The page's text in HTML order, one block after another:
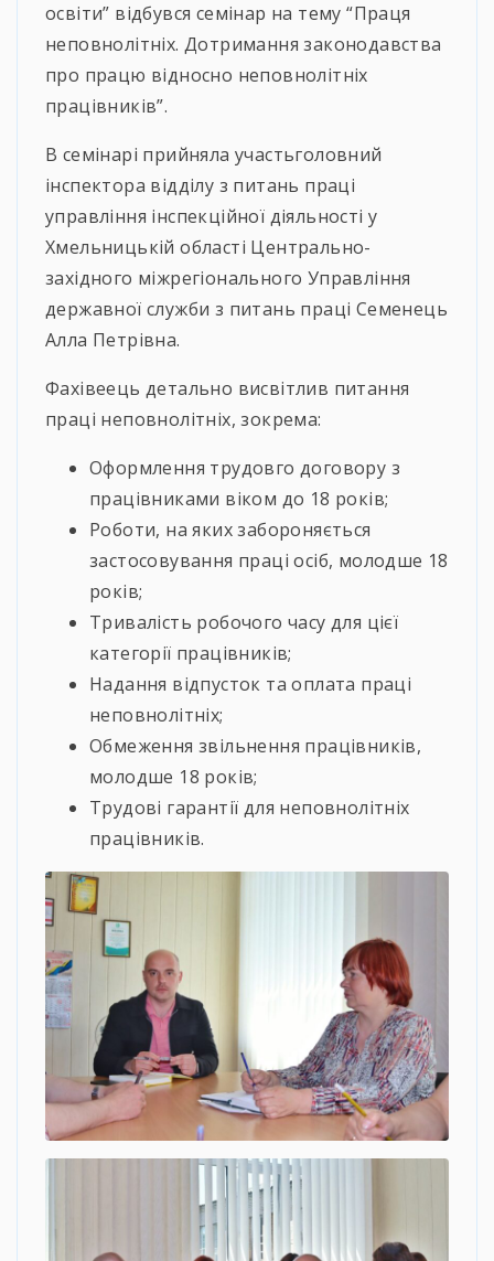
освіти” відбувся семінар на тему “Праця
неповнолітніх. Дотримання законодавства
про працю відносно неповнолітніх
працівників”.
В семінарі прийняла участьголовний
інспектора відділу з питань праці
управління інспекційної діяльності у
Хмельницькій області Центрально-
західного міжрегіонального Управління
державної служби з питань праці Семенець
Алла Петрівна.
Фахівеець детально висвітлив питання
праці неповнолітніх, зокрема:
Оформлення трудовго договору з
працівниками віком до 18 років;
Роботи, на яких забороняється
застосовування праці осіб, молодше 18
років;
Тривалість робочого часу для цієї
категорії працівників;
Надання відпусток та оплата праці
неповнолітніх;
Обмеження звільнення працівників,
молодше 18 років;
Трудові гарантії для неповнолітніх
працівників.